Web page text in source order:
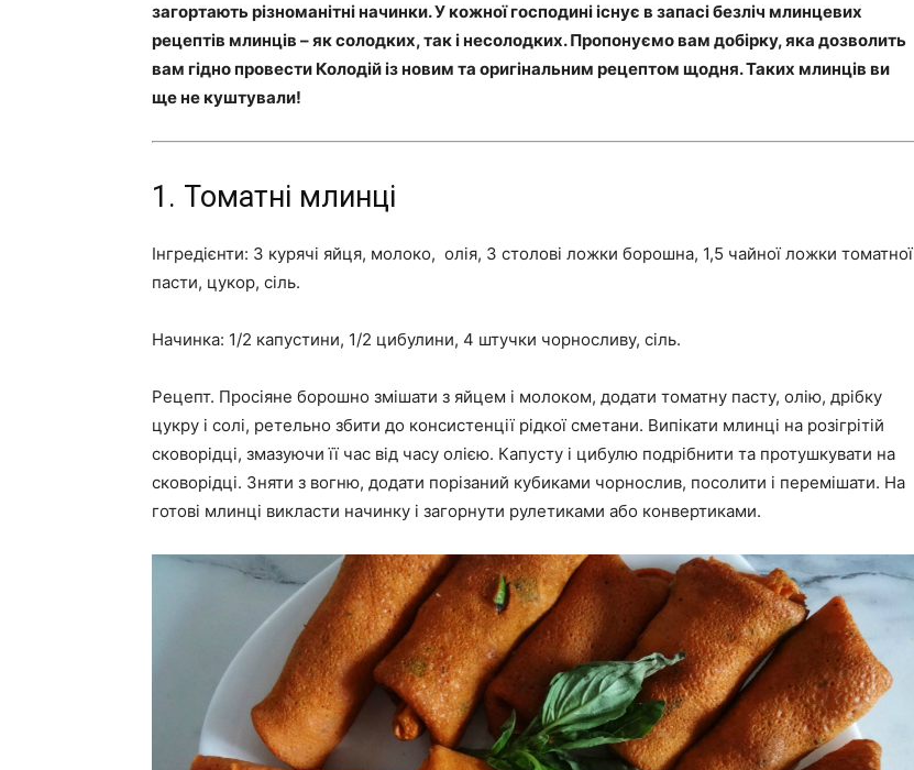
загортають різноманітні начинки. У кожної господині існує в запасі безліч млинцевих
рецептів млинців – як солодких, так і несолодких. Пропонуємо вам добірку, яка дозволить
вам гідно провести Колодій із новим та оригінальним рецептом щодня. Таких млинців ви
ще не куштували!
1. Томатні млинці
Інгредієнти: 3 курячі яйця, молоко, олія, 3 столові ложки борошна, 1,5 чайної ложки томатної
пасти, цукор, сіль.
Начинка: 1/2 капустини, 1/2 цибулини, 4 штучки чорносливу, сіль.
Рецепт. Просіяне борошно змішати з яйцем і молоком, додати томатну пасту, олію, дрібку
цукру і солі, ретельно збити до консистенції рідкої сметани. Випікати млинці на розігрітій
сковорідці, змазуючи її час від часу олією. Капусту і цибулю подрібнити та протушкувати на
сковорідці. Зняти з вогню, додати порізаний кубиками чорнослив, посолити і перемішати. На
готові млинці викласти начинку і загорнути рулетиками або конвертиками.